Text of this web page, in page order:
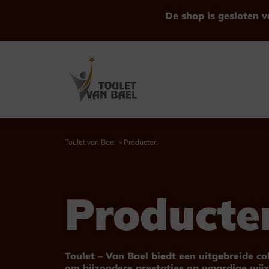
De shop is gesloten
Bekijk alle Producten
Trofeeën
Bekers
Toulet van Bael > Producten
Toulet – Van Bael biedt een uitgebreide